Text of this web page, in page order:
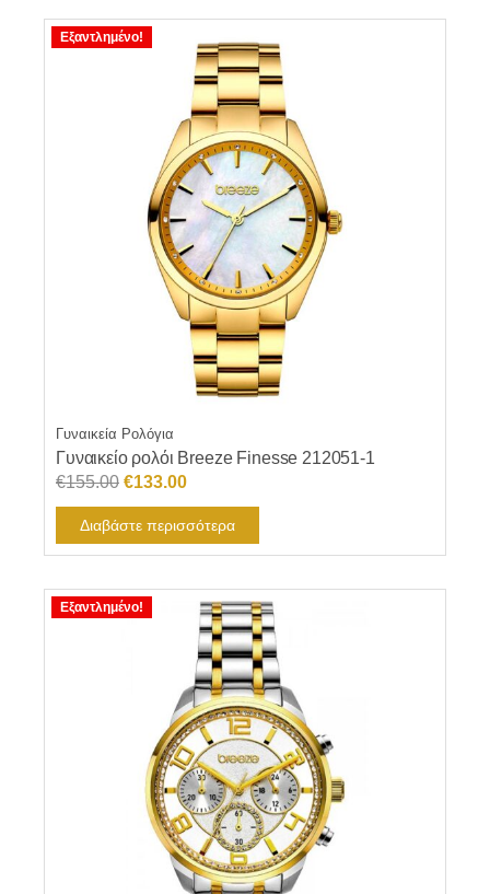
Εξαντλημένο!
Γυναικεία Ρολόγια
Γυναικείο ρολόι Breeze Finesse 212051-1
€155.00 Original
price
was:
€155.00.
€133.00Η
τρέχουσα
τιμή
είναι:
€133.00.
Διαβάστε περισσότερα
Εξαντλημένο!